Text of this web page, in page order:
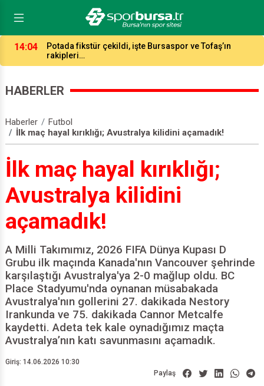
14:04
Potada fikstür çekildi, işte Bursaspor ve Tofaş’ın
rakipleri…
HABERLER
Haberler
Futbol
İlk maç hayal kırıklığı; Avustralya kilidini açamadık!
İlk maç hayal kırıklığı;
Avustralya kilidini
açamadık!
A Milli Takımımız, 2026 FIFA Dünya Kupası D
Grubu ilk maçında Kanada'nın Vancouver şehrinde
karşılaştığı Avustralya'ya 2-0 mağlup oldu. BC
Place Stadyumu'nda oynanan müsabakada
Avustralya'nın gollerini 27. dakikada Nestory
Irankunda ve 75. dakikada Cannor Metcalfe
kaydetti. Adeta tek kale oynadığımız maçta
Avustralya’nın katı savunmasını açamadık.
Giriş: 14.06.2026 10:30
Paylaş